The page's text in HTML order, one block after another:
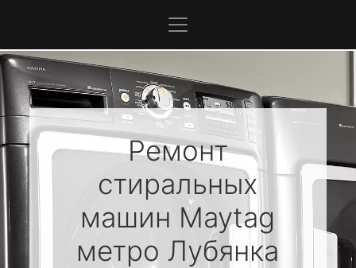
Ремонт
стиральных
машин Maytag
метро Лубянка